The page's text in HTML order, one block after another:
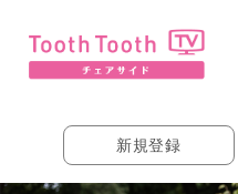
新規登録